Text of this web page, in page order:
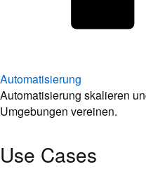
Automatisierung
Automatisierung skalieren
Umgebungen vereinen.
Use Cases